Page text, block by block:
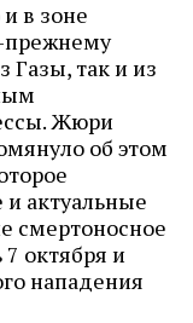
в зоне
прежнему
Газы, так и из
Жюри
об этом
и актуальные
смертоносное
октября и
нападения